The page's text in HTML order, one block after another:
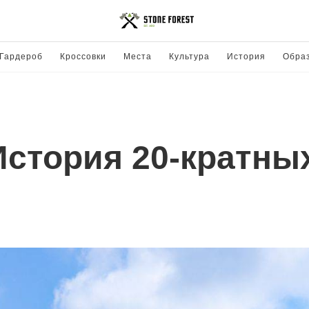
Гардероб Кроссовки Места Культура История
20-